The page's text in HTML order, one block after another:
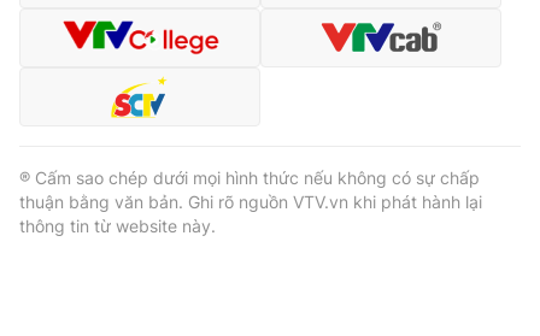
® Cấm sao chép dưới mọi hình thức nếu không có sự chấp
thuận bằng văn bản. Ghi rõ nguồn VTV.vn khi phát hành lại
thông tin từ website này.